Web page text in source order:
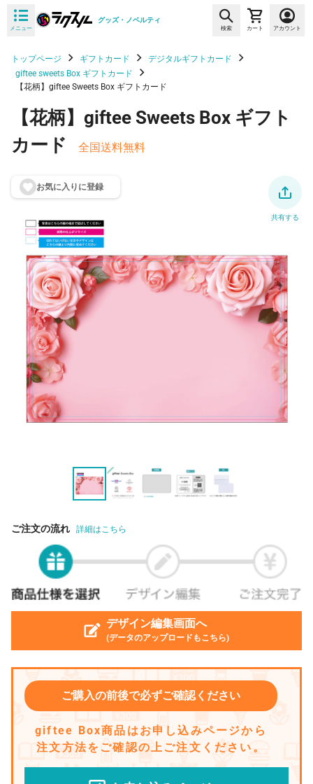
メニュー
グッズ・ノベルティ
検索 カート アカウント
トップページ ギフトカード
デジタルギフトカード
giftee sweets Box ギフトカード
【花柄】giftee Sweets Box ギフトカード
【花柄】giftee Sweets Box ギフト
カード
全国送料無料
お気に入りに登録
共有する
ご注文の流れ 詳細はこちら
デザイン編集画面へ
(データのアップロードもこちら)
ご購入の前後で必ずご確認ください
giftee Box商品はお申し込みページから
注文方法をご確認の上ご注文ください。